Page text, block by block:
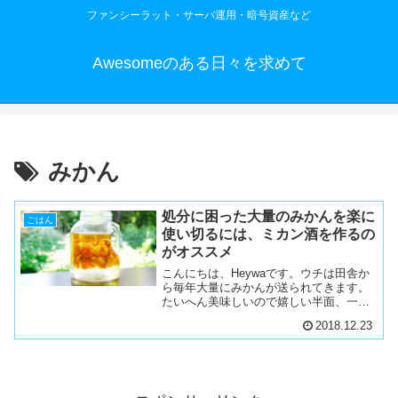
ファンシーラット・サーバ運用・暗号資産など
Awesomeのある日々を求めて
みかん
ごはん
処分に困った大量のみかんを楽に
使い切るには、ミカン酒を作るの
がオススメ
こんにちは、Heywaです。ウチは田舎か
ら毎年大量にみかんが送られてきます。
たいへん美味しいので嬉しい半面、一人
うこともしばしばでした。もったいない
2018.12.23